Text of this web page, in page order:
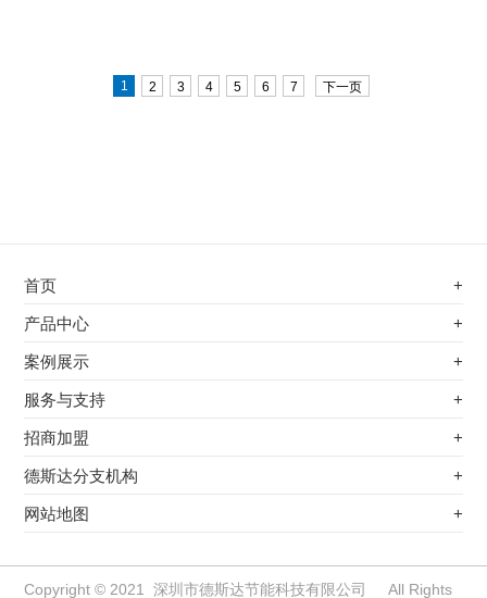
1 2 3 4 5 6 7 下一页
首页 +
不锈钢专用电磁加热器
电磁蒸汽发生器
变频电磁热风炉
电磁加热棒配件
扩散泵电磁加热器
柜式电磁加热器
产品中心 +
不锈钢专用电磁加热器
电磁蒸汽发生器
变频电磁热风炉
电磁加热棒配件
变频电磁采暖炉
案例展示 +
最新案例
其他应用
服务与支持 +
服务覆盖网络
服务流程
招商加盟 +
前景分析
加盟条件
加盟流程
德斯达分支机构 +
江信电子机构
网站地图 +
Copyright © 2021 深圳市德斯达节能科技有限公司 All Rights